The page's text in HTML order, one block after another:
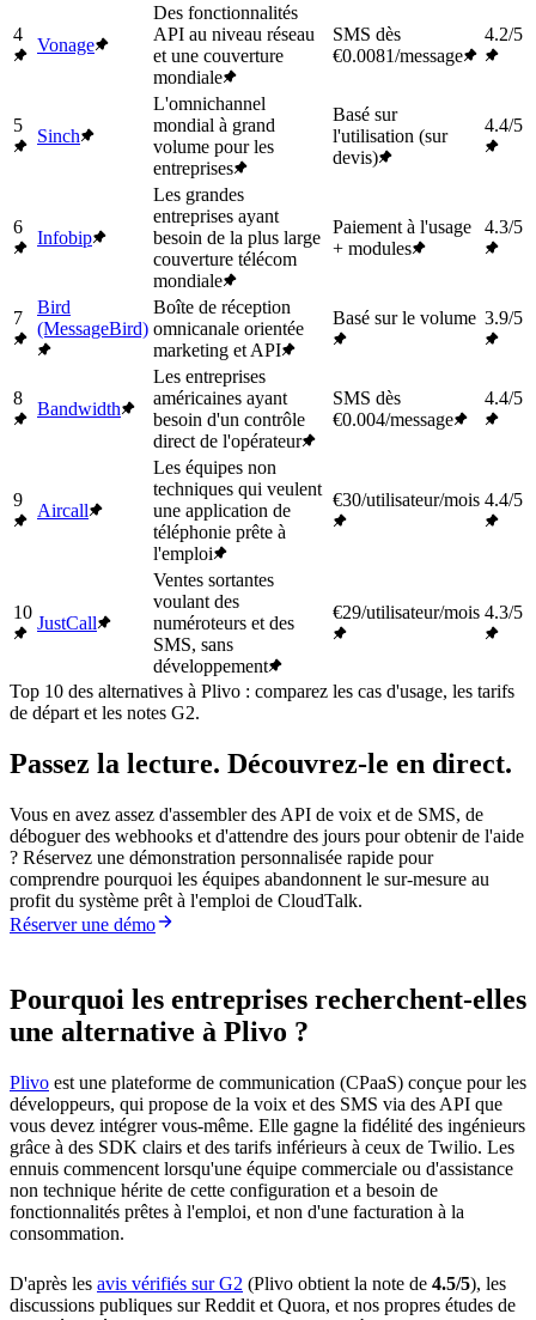
4
Vonage
Des fonctionnalités
API au niveau réseau
et une couverture
mondiale
SMS dès
€0.0081/message
4.2/5
5
Sinch
L'omnichannel
mondial à grand
volume pour les
entreprises
Basé sur
l'utilisation (sur
devis)
4.4/5
6
Infobip
Les grandes
entreprises ayant
besoin de la plus large
couverture télécom
mondiale
Paiement à l'usage
+ modules
4.3/5
7
Bird
(MessageBird)
Boîte de réception
omnicanale orientée
marketing et API
Basé sur le volume 3.9/5
8
Bandwidth
Les entreprises
américaines ayant
besoin d'un contrôle
direct de l'opérateur
SMS dès
€0.004/message
4.4/5
9
Aircall
Les équipes non
techniques qui veulent
une application de
téléphonie prête à
l'emploi
€30/utilisateur/mois 4.4/5
10
JustCall
Ventes sortantes
voulant des
numéroteurs et des
SMS, sans
développement
€29/utilisateur/mois 4.3/5
Top 10 des alternatives à Plivo : comparez les cas d'usage, les tarifs
de départ et les notes G2.
Passez la lecture. Découvrez-le en direct.
Vous en avez assez d'assembler des API de voix et de SMS, de
déboguer des webhooks et d'attendre des jours pour obtenir de l'aide
? Réservez une démonstration personnalisée rapide pour
comprendre pourquoi les équipes abandonnent le sur-mesure au
profit du système prêt à l'emploi de CloudTalk.
Réserver une démo
Pourquoi les entreprises recherchent-elles
une alternative à Plivo ?
Plivo est une plateforme de communication (CPaaS) conçue pour les
développeurs, qui propose de la voix et des SMS via des API que
vous devez intégrer vous-même. Elle gagne la fidélité des ingénieurs
grâce à des SDK clairs et des tarifs inférieurs à ceux de Twilio. Les
ennuis commencent lorsqu'une équipe commerciale ou d'assistance
non technique hérite de cette configuration et a besoin de
fonctionnalités prêtes à l'emploi, et non d'une facturation à la
consommation.
D'après les avis vérifiés sur G2 (Plivo obtient la note de 4.5/5), les
discussions publiques sur Reddit et Quora, et nos propres études de